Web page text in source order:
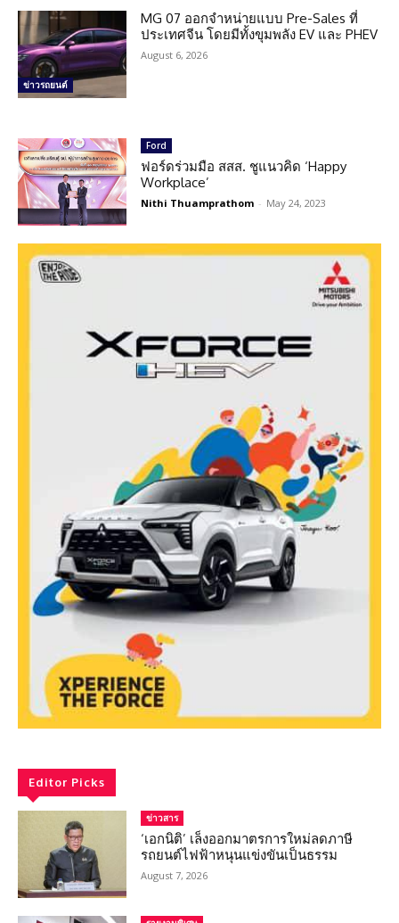
ข่าวรถยนต์
MG 07 ออกจำหน่ายแบบ Pre-Sales ที่
ประเทศจีน โดยมีทั้งขุมพลัง EV และ PHEV
August 6, 2026
Ford
ฟอร์ดร่วมมือ สสส. ชูแนวคิด ‘Happy
Workplace’
Nithi Thuamprathom - May 24, 2023
Editor Picks
ข่าวสาร
‘เอกนิติ’ เล็งออกมาตรการใหม่ลดภาษี
รถยนต์ไฟฟ้าหนุนแข่งขันเป็นธรรม
August 7, 2026